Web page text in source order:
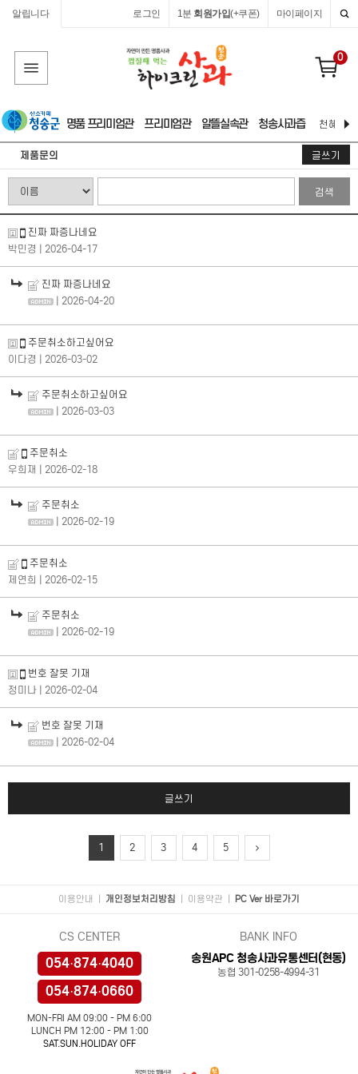
알립니다 마이페이지
1분 회원가입(+쿠폰)
로그인
0
명품 프리미엄관 프리미엄관 알뜰실속관 청송사과즙 천혜 자
제품문의 글쓰기
검색
진짜 짜증나네요
박민경
| 2026-04-17
진짜 짜증나네요
| 2026-04-20
주문취소하고싶어요
이다경
| 2026-03-02
주문취소하고싶어요
| 2026-03-03
주문취소
우희재
| 2026-02-18
주문취소
| 2026-02-19
주문취소
제연희
| 2026-02-15
주문취소
| 2026-02-19
번호 잘못 기재
정미나
| 2026-02-04
번호 잘못 기재
| 2026-02-04
글쓰기
1 2 3 4 5
이용안내 개인정보처리방침 이용약관 PC Ver 바로가기
CS CENTER
054·874·4040
054·874·0660
MON-FRI AM 09:00 - PM 6:00
LUNCH PM 12:00 - PM 1:00
SAT.SUN.HOLIDAY OFF
BANK INFO
송원APC 청송사과유통센터(현동)
농협 301-0258-4994-31